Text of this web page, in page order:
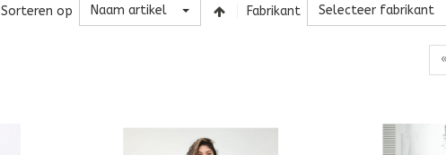
Sorteren op Naam artikel Fabrikant Selecteer fabrikant
«